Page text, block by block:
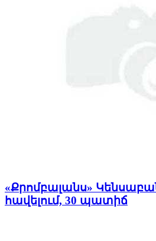
«Քրոմբալանս»
հավելում, 30 պատիճ